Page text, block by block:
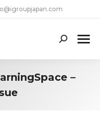
Search:
–